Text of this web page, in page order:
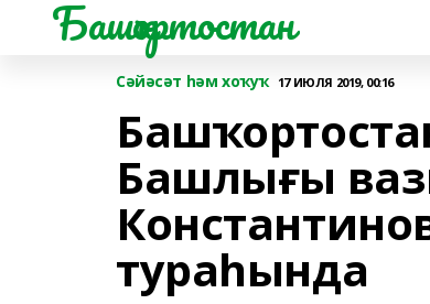
Башҡортостан
Сәйәсәт һәм хоҡуҡ 17 ИЮЛЯ 2019, 00:16
Башлығы
тураһында